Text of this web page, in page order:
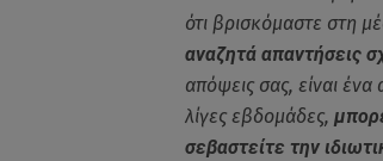
ότι βρισκόμαστε στη
αναζητά απαντήσεις
απόψεις σας, είναι
λίγες εβδομάδες,
σεβαστείτε την